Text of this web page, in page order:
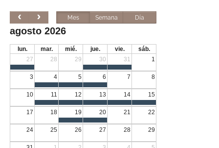
Mes Semana Día
agosto 2026
lun. mar. mié. jue. vie.
sáb.
27
28 29 30 31 1
3 4 5 6 7 8
10 11 12 13 14 15
17 18 19 20 21 22
24 25 26 27 28 29